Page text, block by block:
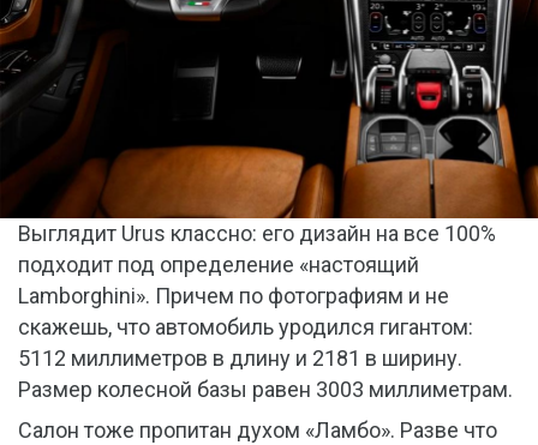
Выглядит Urus классно: его дизайн на все 100%
подходит под определение «настоящий
Lamborghini». Причем по фотографиям и не
скажешь, что автомобиль уродился гигантом:
5112 миллиметров в длину и 2181 в ширину.
Размер колесной базы равен 3003 миллиметрам.
Салон тоже пропитан духом «Ламбо». Разве что